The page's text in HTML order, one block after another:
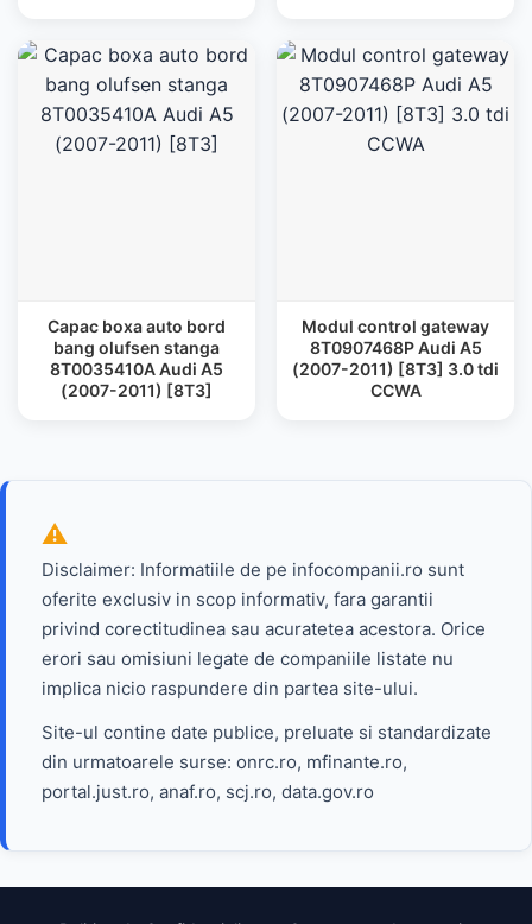
Capac boxa auto bord
bang olufsen stanga
8T0035410A Audi A5
(2007-2011) [8T3]
Modul control gateway
8T0907468P Audi A5
(2007-2011) [8T3] 3.0 tdi
CCWA
Disclaimer: Informatiile de pe infocompanii.ro sunt
oferite exclusiv in scop informativ, fara garantii
privind corectitudinea sau acuratetea acestora. Orice
erori sau omisiuni legate de companiile listate nu
implica nicio raspundere din partea site-ului.
Site-ul contine date publice, preluate si standardizate
din urmatoarele surse: onrc.ro, mfinante.ro,
portal.just.ro, anaf.ro, scj.ro, data.gov.ro